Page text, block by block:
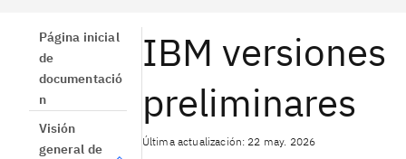
Página inicial
de
documentació
n
Visión
general de
IBM versiones
preliminares
Última actualización: 22 may. 2026